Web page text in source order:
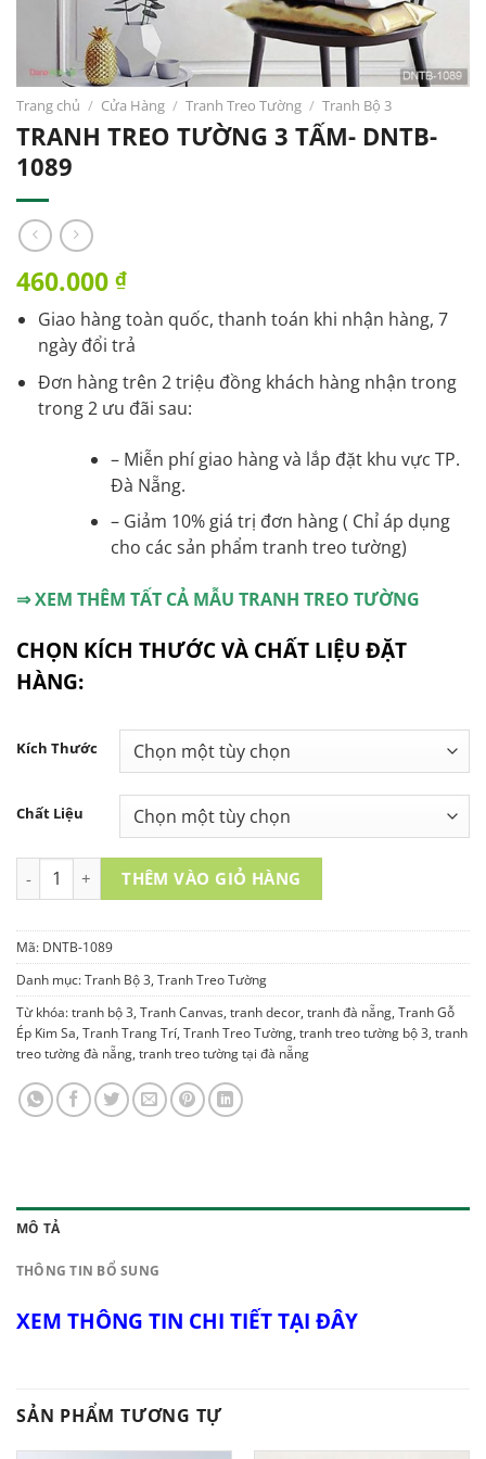
Trang chủ / Cửa Hàng / Tranh Treo Tường / Tranh Bộ 3
TRANH TREO TƯỜNG 3 TẤM- DNTB-
1089
460.000 ₫
Giao hàng toàn quốc, thanh toán khi nhận hàng, 7
ngày đổi trả
Đơn hàng trên 2 triệu đồng khách hàng nhận trong
trong 2 ưu đãi sau:
– Miễn phí giao hàng và lắp đặt khu vực TP.
Đà Nẵng.
– Giảm 10% giá trị đơn hàng ( Chỉ áp dụng
cho các sản phẩm tranh treo tường)
⇒ XEM THÊM TẤT CẢ MẪU TRANH TREO TƯỜNG
CHỌN KÍCH THƯỚC VÀ CHẤT LIỆU ĐẶT
HÀNG:
Kích Thước
Chất Liệu
TRANH TREO TƯỜNG 3 TẤM- DNTB-1089 số lượng
THÊM VÀO GIỎ HÀNG
Mã: DNTB-1089
Danh mục:Tranh Bộ 3, Tranh Treo Tường
Từ khóa:tranh bộ 3, Tranh Canvas, tranh decor, tranh đà nẵng, Tranh Gỗ
Ép Kim Sa, Tranh Trang Trí, Tranh Treo Tường, tranh treo tường bộ 3, tranh
treo tường đà nẵng, tranh treo tường tại đà nẵng
MÔ TẢ
THÔNG TIN BỔ SUNG
XEM THÔNG TIN CHI TIẾT TẠI ĐÂY
SẢN PHẨM TƯƠNG TỰ